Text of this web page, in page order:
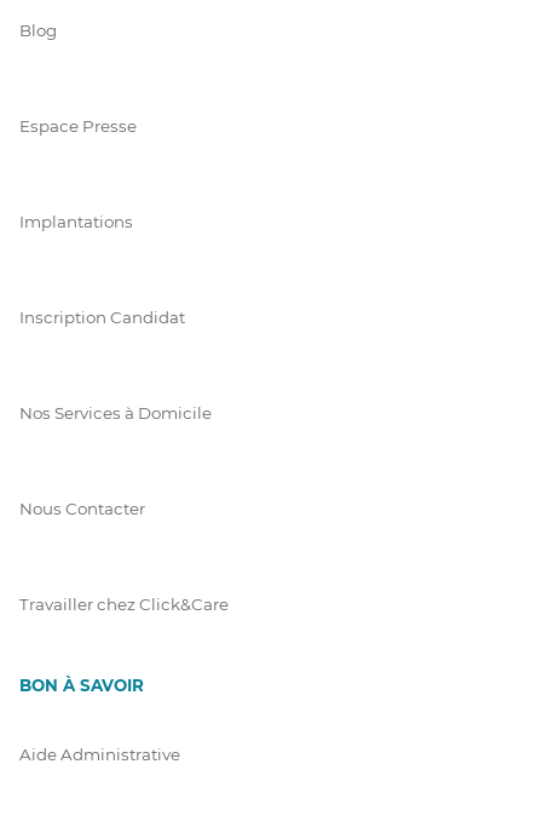
Blog
Espace Presse
Implantations
Inscription Candidat
Nos Services à Domicile
Nous Contacter
Travailler chez Click&Care
BON À SAVOIR
Aide Administrative